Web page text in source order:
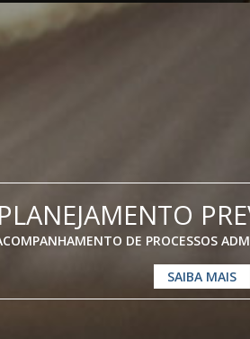
DE PROCESSOS
SAIBA MAIS